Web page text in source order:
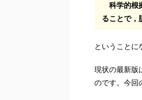
科学的根
ることで，
ということに
現状の最新版
のです。今回